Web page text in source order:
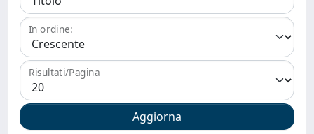
In ordine:
Risultati/Pagina